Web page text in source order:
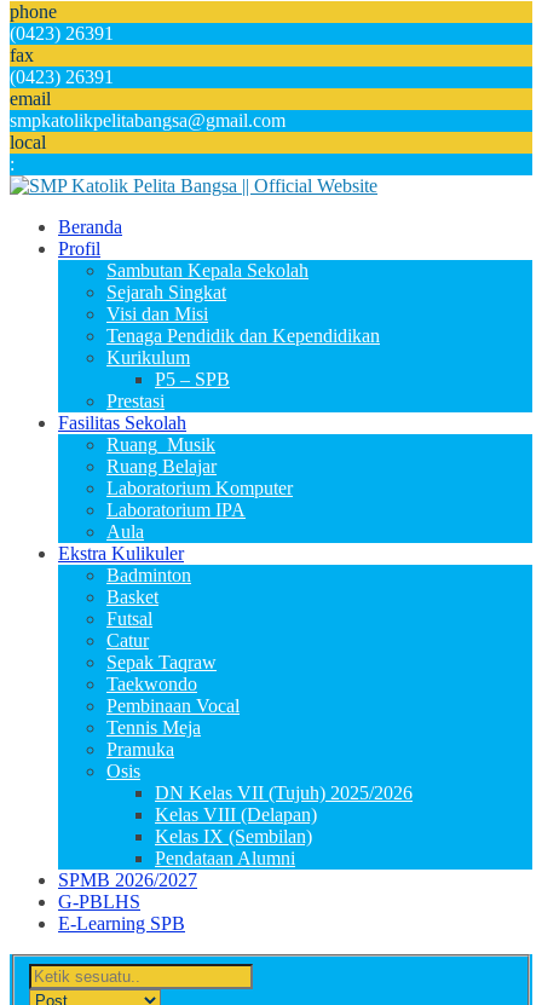
phone
(0423) 26391
fax
(0423) 26391
email
smpkatolikpelitabangsa@gmail.com
local
:
Beranda
Profil
Sambutan Kepala Sekolah
Sejarah Singkat
Visi dan Misi
Tenaga Pendidik dan Kependidikan
Kurikulum
P5 – SPB
Prestasi
Fasilitas Sekolah
Ruang_Musik
Ruang Belajar
Laboratorium Komputer
Laboratorium IPA
Aula
Ekstra Kulikuler
Badminton
Basket
Futsal
Catur
Sepak Taqraw
Taekwondo
Pembinaan Vocal
Tennis Meja
Pramuka
Osis
DN Kelas VII (Tujuh) 2025/2026
Kelas VIII (Delapan)
Kelas IX (Sembilan)
Pendataan Alumni
SPMB 2026/2027
G-PBLHS
E-Learning SPB